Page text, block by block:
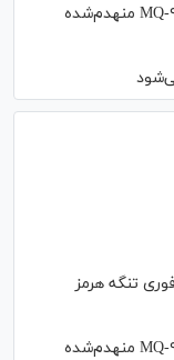
اولین تصاویر لاشه F-۱۵ آمریکا و پهپاد MQ-۹ منهدم‌شده
تنگه هرمز
اولین تصاویر لاشه F-۱۵ آمریکا و پهپاد MQ-۹ منهدم‌شده